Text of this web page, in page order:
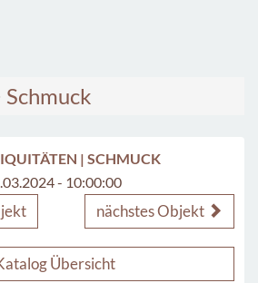
Schmuck
| SCHMUCK
- 10:00:00
nächstes Objekt
Übersicht